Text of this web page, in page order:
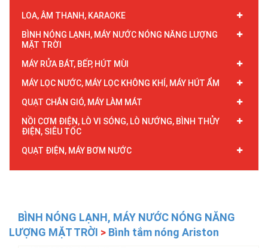
LOA, ÂM THANH, KARAOKE
BÌNH NÓNG LẠNH, MÁY NƯỚC NÓNG NĂNG LƯỢNG
MẶT TRỜI
MÁY RỬA BÁT, BẾP, HÚT MÙI
MÁY LỌC NƯỚC, MÁY LỌC KHÔNG KHÍ, MÁY HÚT ẨM
QUẠT CHẮN GIÓ, MÁY LÀM MÁT
NỒI CƠM ĐIỆN, LÒ VI SÓNG, LÒ NƯỚNG, BÌNH THỦY
ĐIỆN, SIÊU TỐC
QUẠT ĐIỆN, MÁY BƠM NƯỚC
BÌNH NÓNG LẠNH, MÁY NƯỚC NÓNG NĂNG
LƯỢNG MẶT TRỜI > Bình tắm nóng Ariston